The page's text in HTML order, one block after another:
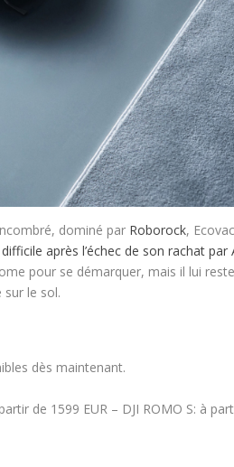
dominé par Roborock,
après l’échec de son rachat par
pour se démarquer, mais il lui
le sol.
dès maintenant.
de 1599 EUR – DJI ROMO S: à